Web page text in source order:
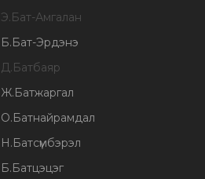
Э.Бат-Амгалан
Б.Бат-Эрдэнэ
Д.Батбаяр
Ж.Батжаргал
О.Батнайрамдал
Н.Батсүмбэрэл
Б.Батцэцэг